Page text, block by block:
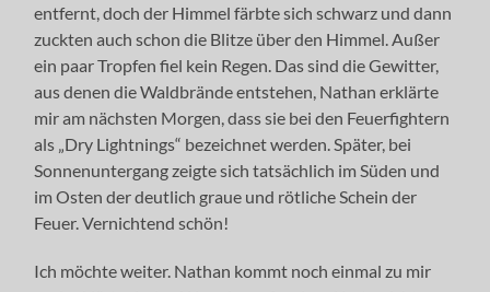
entfernt, doch der Himmel färbte sich schwarz und dann
zuckten auch schon die Blitze über den Himmel. Außer
ein paar Tropfen fiel kein Regen. Das sind die Gewitter,
aus denen die Waldbrände entstehen, Nathan erklärte
mir am nächsten Morgen, dass sie bei den Feuerfightern
als „Dry Lightnings“ bezeichnet werden. Später, bei
Sonnenuntergang zeigte sich tatsächlich im Süden und
im Osten der deutlich graue und rötliche Schein der
Feuer. Vernichtend schön!
Ich möchte weiter. Nathan kommt noch einmal zu mir